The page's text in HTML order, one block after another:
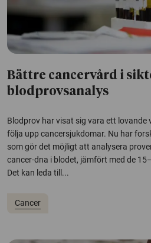
Bättre cancervård i
blodprovsanalys
Blodprov har visat sig vara ett
följa upp cancersjukdomar. Nu har
som gör det möjligt att analysera
cancer-dna i blodet, jämfört med de
Det kan leda till...
Cancer